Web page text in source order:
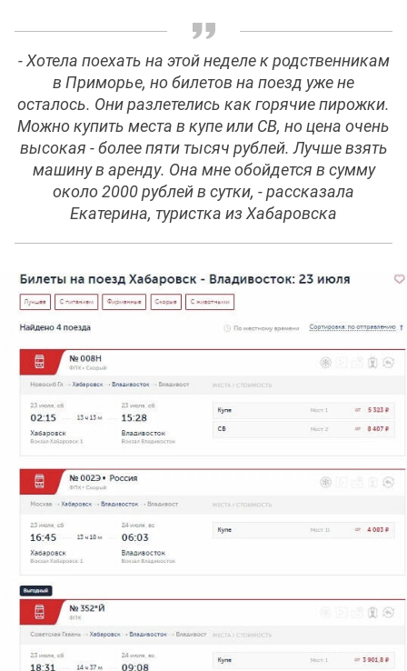
- Хотела поехать на этой неделе к родственникам
в Приморье, но билетов на поезд уже не
осталось. Они разлетелись как горячие пирожки.
Можно купить места в купе или СВ, но цена очень
высокая - более пяти тысяч рублей. Лучше взять
машину в аренду. Она мне обойдется в сумму
около 2000 рублей в сутки, - рассказала
Екатерина, туристка из Хабаровска